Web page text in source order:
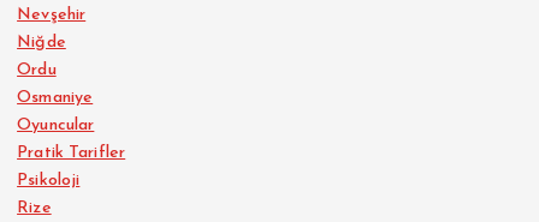
Nevşehir
Niğde
Ordu
Osmaniye
Oyuncular
Pratik Tarifler
Psikoloji
Rize